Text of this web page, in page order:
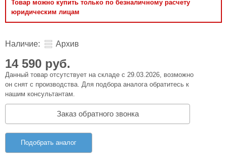
Товар можно купить только по безналичному расчету
юридическим лицам
Наличие: Архив
14 590 руб.
Данный товар отсутствует на складе с 29.03.2026, возможно
он снят с производства. Для подбора аналога обратитесь к
нашим консультантам.
Заказ обратного звонка
Подобрать аналог